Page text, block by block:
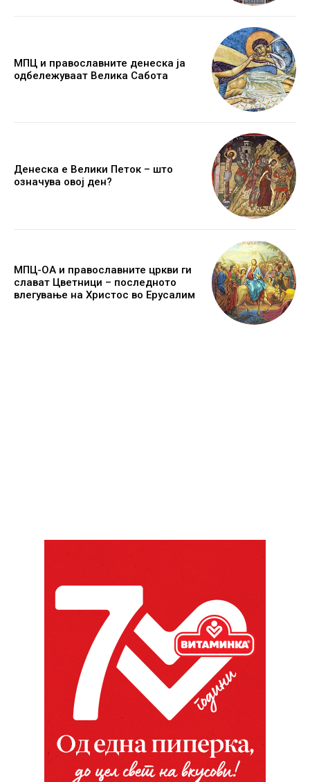
МПЦ и православните денеска ја
одбележуваат Велика Сабота
Денеска е Велики Петок – што
означува овој ден?
МПЦ-ОА и православните цркви ги
слават Цветници – последното
влегување на Христос во Ерусалим